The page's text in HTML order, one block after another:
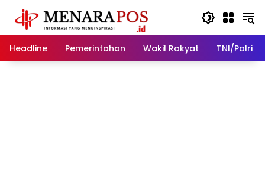
konten
Headline
Pemerintahan Wakil Rakyat TNI/Polri